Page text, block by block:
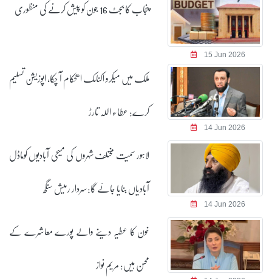
15 Jun 2026
پنجاب کا بجٹ 16 جون کو پیش کرنے کی منظوری
14 Jun 2026
ملک میں میکرو اکنامک استحکام آ چکا، اپوزیشن تسلیم
کرے: عطاء اللہ تارڑ
14 Jun 2026
لاہور سمیت مختلف شہروں کی مسیحی آبادیوں کوماڈل
آبادیاں بنایا جائے گا:سردار رمیش سنگھ
خون کا عطیہ دینے والے پورے معاشرے کے
محسن ہیں: مریم نواز